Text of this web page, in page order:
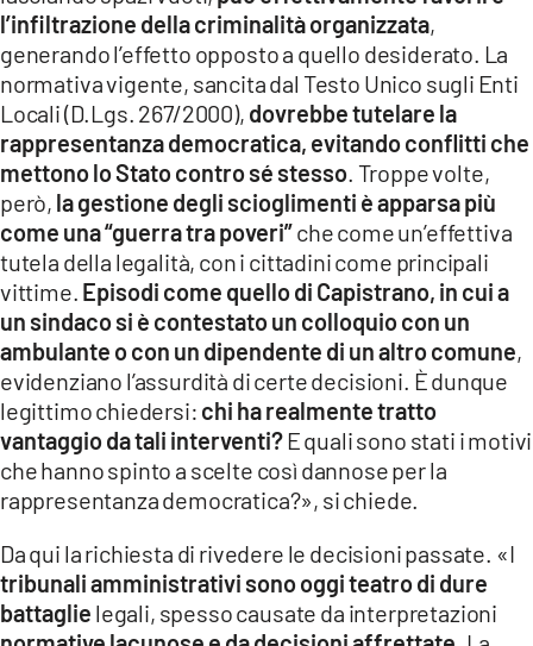
l’infiltrazione della criminalità organizzata,
generando l’effetto opposto a quello desiderato. La
normativa vigente, sancita dal Testo Unico sugli Enti
Locali (D.Lgs. 267/2000), dovrebbe tutelare la
rappresentanza democratica, evitando conflitti che
mettono lo Stato contro sé stesso . Troppe volte,
però, la gestione degli scioglimenti è apparsa più
come una “guerra tra poveri”che come un’effettiva
tutela della legalità, con i cittadini come principali
vittime. Episodi come quello di Capistrano, in cui a
un sindaco si è contestato un colloquio con un
ambulante o con un dipendente di un altro comune,
evidenziano l’assurdità di certe decisioni. È dunque
legittimo chiedersi: chi ha realmente tratto
vantaggio da tali interventi?E quali sono stati i motivi
che hanno spinto a scelte così dannose per la
rappresentanza democratica?», si chiede.
Da qui la richiesta di rivedere le decisioni passate. «I
tribunali amministrativi sono oggi teatro di dure
battaglie legali, spesso causate da interpretazioni